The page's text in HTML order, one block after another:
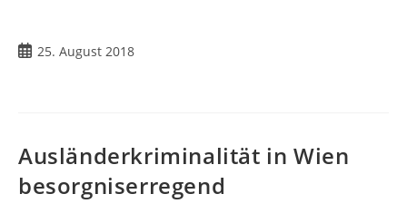
25. August 2018
Ausländerkriminalität in Wien
besorgniserregend